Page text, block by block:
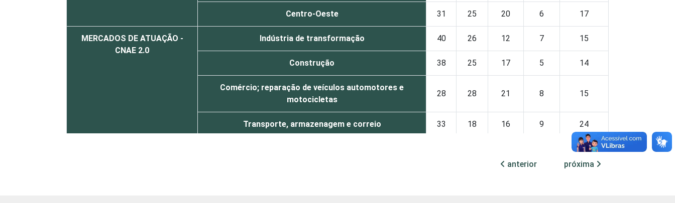
Centro-Oeste 31 25 20 6 17
MERCADOS DE ATUAÇÃO -
CNAE 2.0
Indústria de transformação 40 26 12 7 15
Construção 38 25 17 5 14
Comércio; reparação de veículos automotores e
motocicletas
28 28 21 8 15
Transporte, armazenagem e correio 33 18 16 9 24
6
anterior próxima